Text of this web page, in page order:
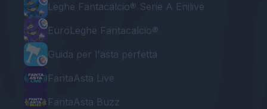
Leghe Fantacalcio® Serie A Enilive
EuroLeghe Fantacalcio®
Guida per l'asta perfetta
FantaAsta Live
FantaAsta Buzz